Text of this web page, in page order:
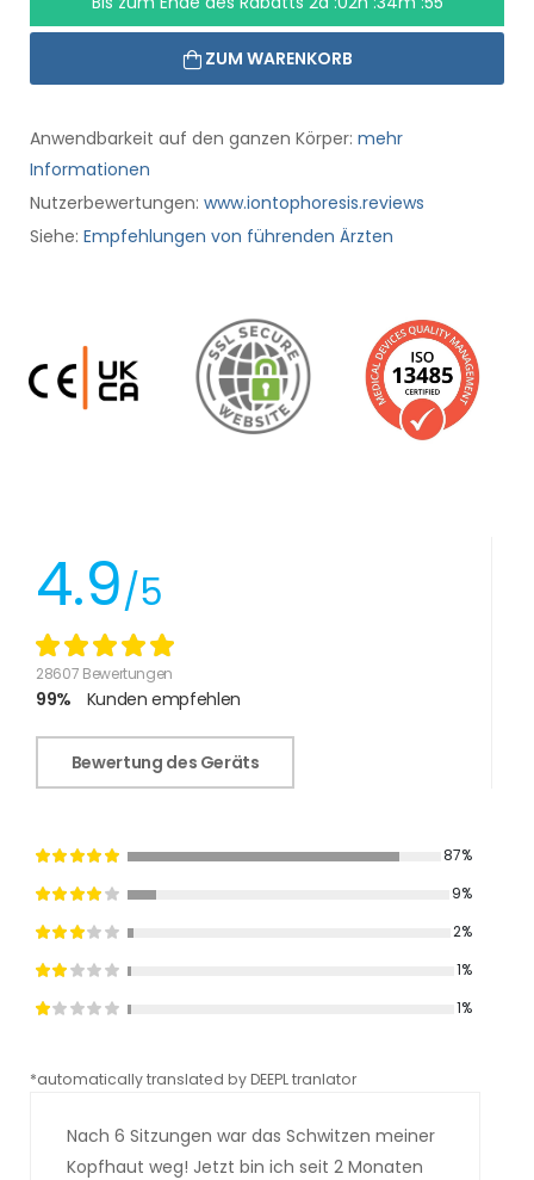
ZUM WARENKORB
Anwendbarkeit auf den ganzen Körper: mehr
Informationen
Nutzerbewertungen: www.iontophoresis.reviews
Siehe: Empfehlungen von führenden Ärzten
4.9/5
28607 Bewertungen
99% Kunden empfehlen
Bewertung des Geräts
87%
9%
2%
1%
1%
*automatically translated by DEEPL tranlator
Nach 6 Sitzungen war das Schwitzen meiner
Kopfhaut weg! Jetzt bin ich seit 2 Monaten